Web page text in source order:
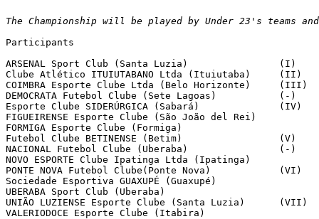
The Championship will be played by Under 23's
Participants
ARSENAL Sport Club (Santa Luzia)		(I)
Clube Atlético ITUIUTABANO Ltda (Ituiutaba)	(II)
COIMBRA Esporte Clube Ltda (Belo Horizonte)	(III)
DEMOCRATA Futebol Clube (Sete Lagoas)       	(-)
Esporte Clube SIDERÚRGICA (Sabará)		(IV)
FIGUEIRENSE Esporte Clube (São João del Rei)
FORMIGA Esporte Clube (Formiga)
Futebol Clube BETINENSE (Betim)			(V)
NACIONAL Futebol Clube (Uberaba)       		(-)
NOVO ESPORTE Clube Ipatinga Ltda (Ipatinga)
PONTE NOVA Futebol Clube(Ponte Nova)		(VI)
Sociedade Esportiva GUAXUPÉ (Guaxupé)
UBERABA Sport Club (Uberaba)
UNIÃO LUZIENSE Esporte Clube (Santa Luzia)	(VII)
VALERIODOCE Esporte Clube (Itabira)